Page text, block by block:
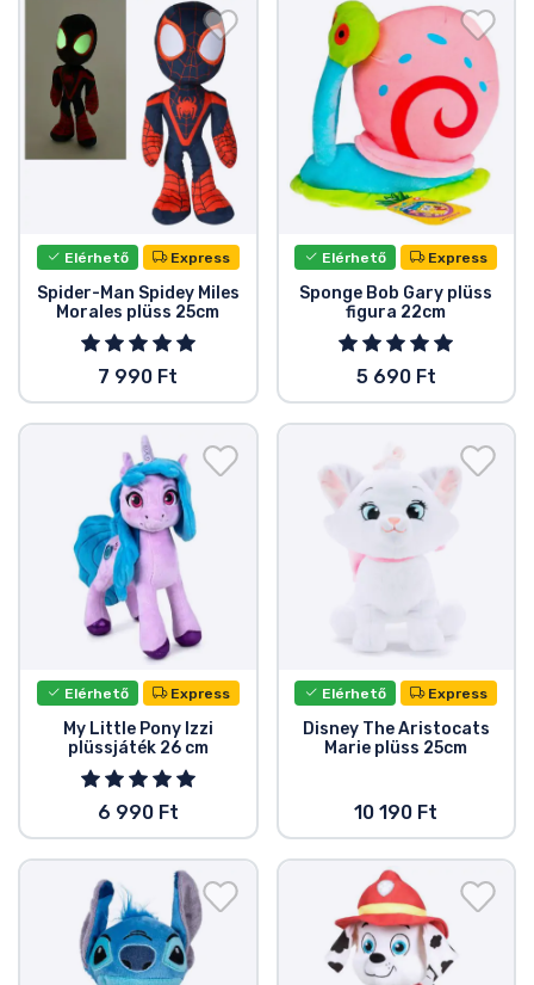
Elérhető Express
Spider-Man Spidey Miles
Morales plüss 25cm
7 990 Ft
Elérhető Express
Sponge Bob Gary plüss
figura 22cm
5 690 Ft
Elérhető Express
My Little Pony Izzi
plüssjáték 26 cm
6 990 Ft
Elérhető Express
Disney The Aristocats
Marie plüss 25cm
10 190 Ft